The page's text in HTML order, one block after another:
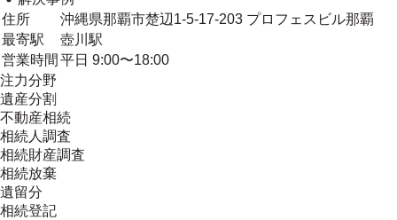
住所
沖縄県那覇市楚辺1-5-17-203 プロフェスビル那覇
最寄駅
壺川駅
営業時間 平日 9:00〜18:00
注力分野
遺産分割
不動産相続
相続人調査
相続財産調査
相続放棄
遺留分
相続登記